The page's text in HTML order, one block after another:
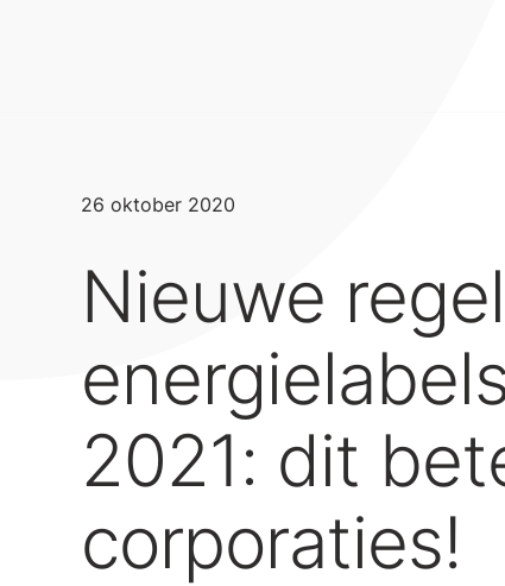
26 oktober 2020
Nieuwe
2021: dit
corporaties!